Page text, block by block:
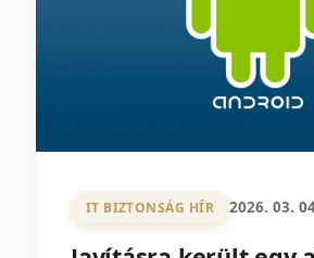
IT BIZTONSÁG HÍR 2026. 03.